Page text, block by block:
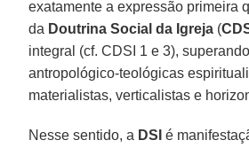
exatamente a expressão primeira
da Doutrina Social da Igreja (
integral (cf. CDSI 1 e 3),
antropológico-teológicas
materialistas, verticalistas e
Nesse sentido, a DSI é